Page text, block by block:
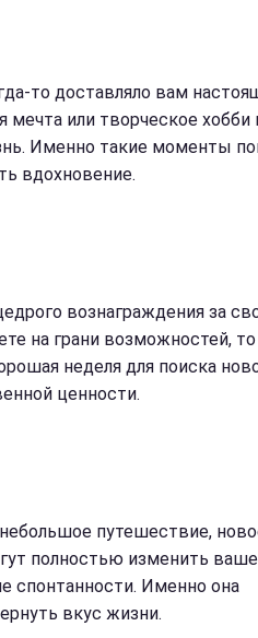
то доставляло вам
мечта или творческое хобби
Именно такие моменты
вдохновение.
вознаграждения за
на грани возможностей,
неделя для поиска
ценности.
путешествие,
полностью изменить ваше
спонтанности. Именно она
вкус жизни.